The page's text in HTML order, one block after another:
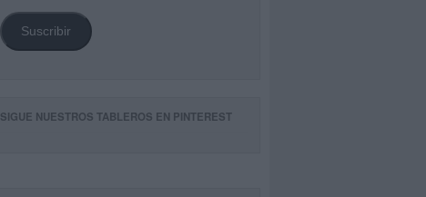
Suscribir
SIGUE NUESTROS TABLEROS EN PINTEREST